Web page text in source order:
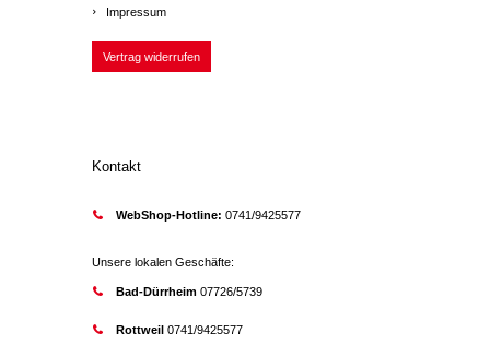
Impressum
Vertrag widerrufen
Kontakt
WebShop-Hotline: 0741/9425577
Unsere lokalen Geschäfte:
Bad-Dürrheim07726/5739
Rottweil0741/9425577